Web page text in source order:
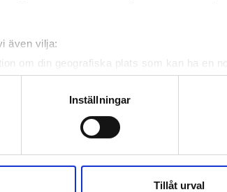
även vilja:
om din geografiska plats som kan ha en
genom att aktivt skanna den för specifika
personliga uppgifter behandlas och ställ in
när som helst från cookie-förklaringen.
vår trafik. Vi vidarebefordrar även
annons- och analysföretag som vi
Inställningar
Tillåt urval